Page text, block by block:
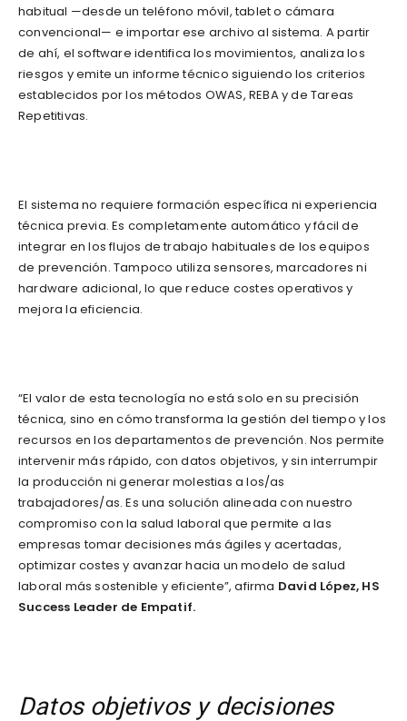
habitual —desde un teléfono móvil, tablet o cámara
convencional— e importar ese archivo al sistema. A partir
de ahí, el software identifica los movimientos, analiza los
riesgos y emite un informe técnico siguiendo los criterios
establecidos por los métodos OWAS, REBA y de Tareas
Repetitivas.
El sistema no requiere formación específica ni experiencia
técnica previa. Es completamente automático y fácil de
integrar en los flujos de trabajo habituales de los equipos
de prevención. Tampoco utiliza sensores, marcadores ni
hardware adicional, lo que reduce costes operativos y
mejora la eficiencia.
“El valor de esta tecnología no está solo en su precisión
técnica, sino en cómo transforma la gestión del tiempo y los
recursos en los departamentos de prevención. Nos permite
intervenir más rápido, con datos objetivos, y sin interrumpir
la producción ni generar molestias a los/as
trabajadores/as. Es una solución alineada con nuestro
compromiso con la salud laboral que permite a las
empresas tomar decisiones más ágiles y acertadas,
optimizar costes y avanzar hacia un modelo de salud
laboral más sostenible y eficiente”, afirma David López, HS
Success Leader de Empatif.
Datos objetivos y decisiones